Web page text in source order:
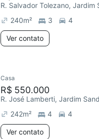
R. Salvador Tolezano, Jardim
240m² 3 4
Ver contato
Casa
R$ 550.000
R. José Lamberti, Jardim
242m² 4 4
Ver contato